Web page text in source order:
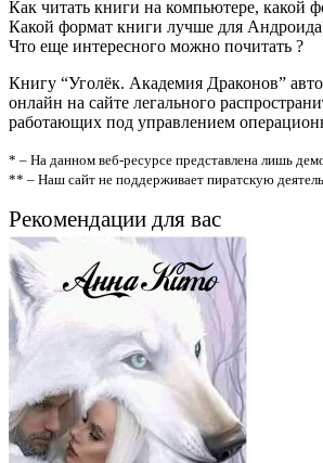
Как читать книги на компьютере, какой
Какой формат книги лучше для
Что еще интересного можно почитать ?
Книгу “Уголёк. Академия Драконов”
онлайн на сайте легального
работающих под управлением
* – На данном веб-ресурсе представлена лишь
** – Наш сайт не поддерживает пиратскую
Рекомендации для вас